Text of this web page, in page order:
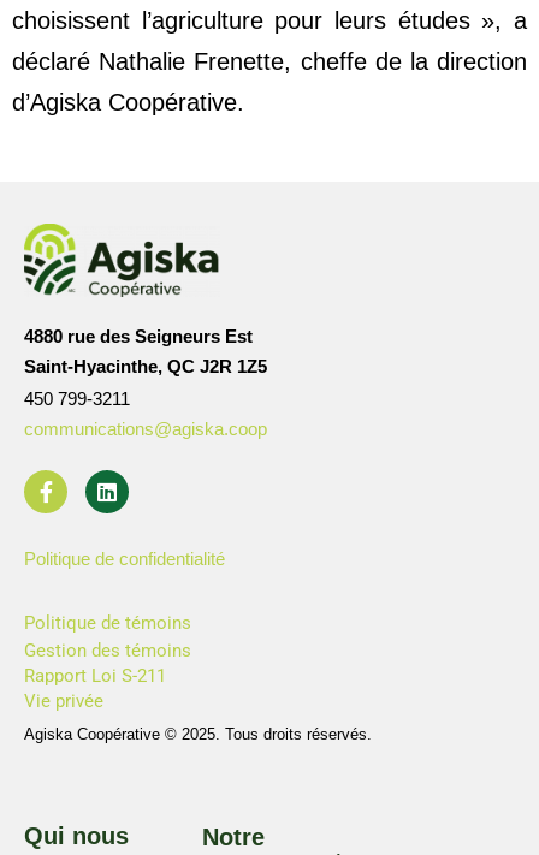
choisissent l’agriculture pour leurs études », a
déclaré Nathalie Frenette, cheffe de la direction
d’Agiska Coopérative.
4880 rue des Seigneurs Est
Saint-Hyacinthe, QC J2R 1Z5
450 799-3211
communications@agiska.coop
Politique de confidentialité
Politique de témoins
Gestion des témoins
Rapport Loi S-211
Vie privée
Agiska Coopérative © 2025. Tous droits réservés.
Qui nous
Notre